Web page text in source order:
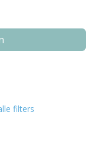
filters